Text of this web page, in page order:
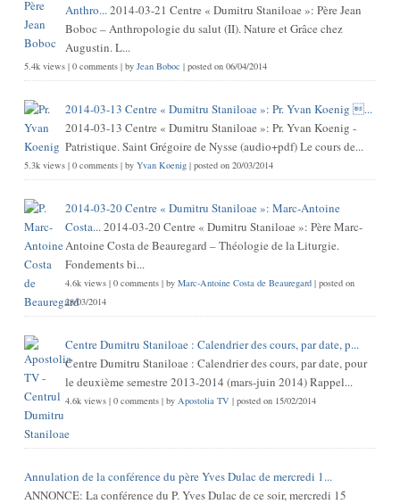
Anthro...2014-03-21 Centre « Dumitru Staniloae »: Père Jean
Boboc – Anthropologie du salut (II). Nature et Grâce chez
Augustin. L...
5.4k views| 0 comments| by Jean Boboc | posted on 06/04/2014
2014-03-13 Centre « Dumitru Staniloae »: Pr. Yvan Koenig ...
2014-03-13 Centre « Dumitru Staniloae »: Pr. Yvan Koenig -
Patristique. Saint Grégoire de Nysse (audio+pdf) Le cours de...
5.3k views| 0 comments| by Yvan Koenig| posted on 20/03/2014
2014-03-20 Centre « Dumitru Staniloae »: Marc-Antoine
Costa...2014-03-20 Centre « Dumitru Staniloae »: Père Marc-
Antoine Costa de Beauregard – Théologie de la Liturgie.
Fondements bi...
4.6k views| 0 comments| by Marc-Antoine Costa de Beauregard| posted on
28/03/2014
Centre Dumitru Staniloae : Calendrier des cours, par date, p...
Centre Dumitru Staniloae : Calendrier des cours, par date, pour
le deuxième semestre 2013-2014 (mars-juin 2014) Rappel...
4.6k views| 0 comments| by Apostolia TV | posted on 15/02/2014
Annulation de la conférence du père Yves Dulac de mercredi 1...
ANNONCE: La conférence du P. Yves Dulac de ce soir, mercredi 15